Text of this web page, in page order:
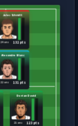
Dorian David
123 pts
21 ans
Alexandre Blanc
131 pts
22 ans
Jules Schmitt
132 pts
24 ans